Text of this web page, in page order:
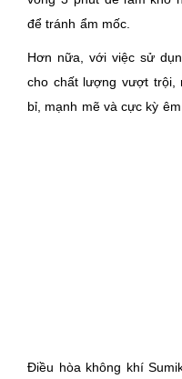
để tránh ẩm mốc.
Hơn nữa, với việc sử
cho chất lượng vượt trội,
bỉ, mạnh mẽ và cực kỳ êm
Điều hòa không khí